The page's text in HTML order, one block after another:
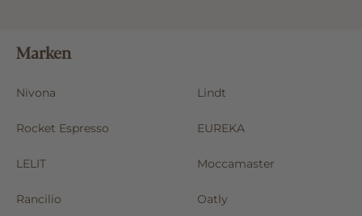
Marken
Nivona Lindt
Rocket Espresso EUREKA
LELIT Moccamaster
Rancilio Oatly